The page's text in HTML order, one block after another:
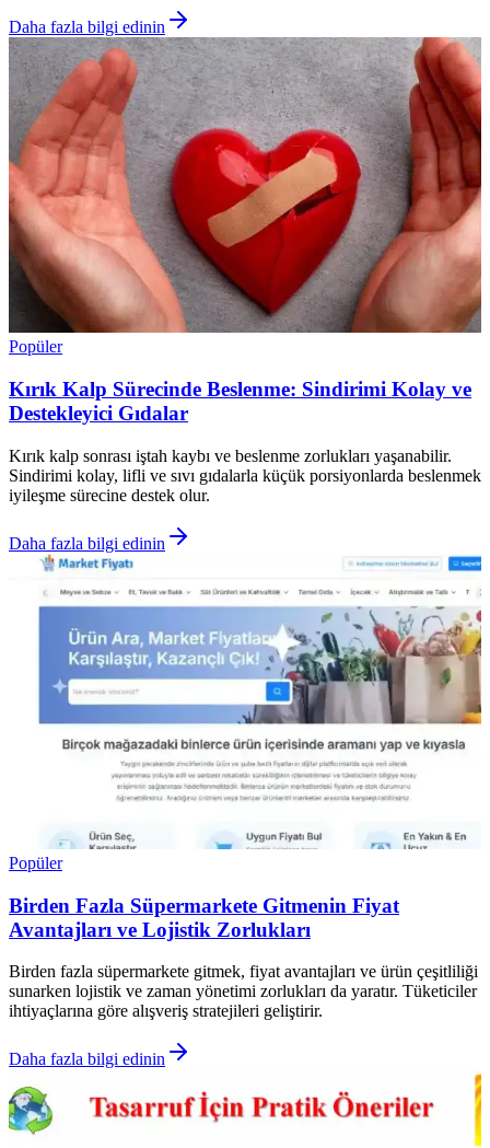
Daha fazla bilgi edinin
Popüler
Kırık Kalp Sürecinde Beslenme: Sindirimi Kolay ve
Destekleyici Gıdalar
Kırık kalp sonrası iştah kaybı ve beslenme zorlukları yaşanabilir.
Sindirimi kolay, lifli ve sıvı gıdalarla küçük porsiyonlarda beslenmek
iyileşme sürecine destek olur.
Daha fazla bilgi edinin
Popüler
Birden Fazla Süpermarkete Gitmenin Fiyat
Avantajları ve Lojistik Zorlukları
Birden fazla süpermarkete gitmek, fiyat avantajları ve ürün çeşitliliği
sunarken lojistik ve zaman yönetimi zorlukları da yaratır. Tüketiciler
ihtiyaçlarına göre alışveriş stratejileri geliştirir.
Daha fazla bilgi edinin